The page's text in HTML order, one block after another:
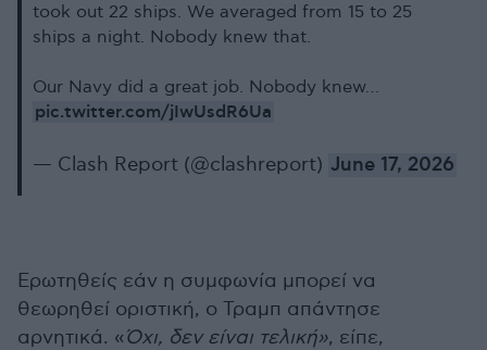
took out 22 ships. We averaged from 15 to 25
ships a night. Nobody knew that.
Our Navy did a great job. Nobody knew…
pic.twitter.com/jIwUsdR6Ua
— Clash Report (@clashreport) June 17, 2026
Ερωτηθείς εάν η συμφωνία μπορεί να
θεωρηθεί οριστική, ο Τραμπ απάντησε
αρνητικά. «Όχι, δεν είναι τελική», είπε,